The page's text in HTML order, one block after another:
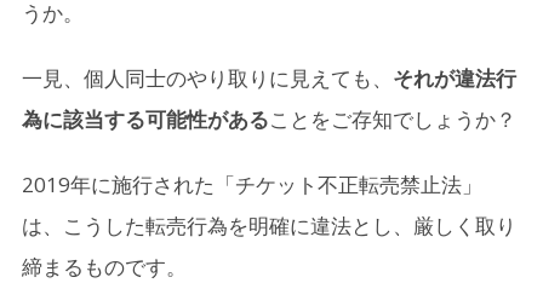
うか。
一見、個人同士のやり取りに見えても、 それが違法行
為に該当する可能性があることをご存知でしょうか？
2019年に施行された「チケット不正転売禁止法」
は、こうした転売行為を明確に違法とし、厳しく取り
締まるものです。